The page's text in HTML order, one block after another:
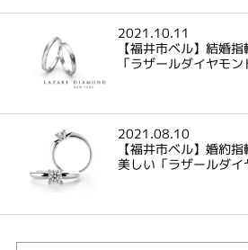
2021.10.11
【福井市ベル】結婚
「ラザールダイヤモ
2021.08.10
【福井市ベル】婚約
美しい「ラザールダイ